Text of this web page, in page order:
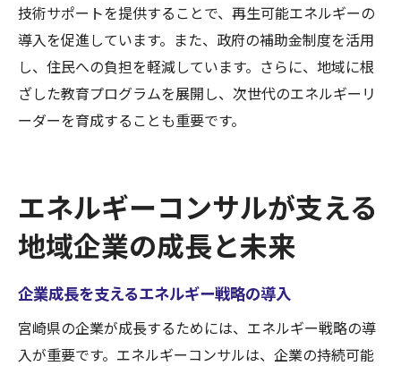
技術サポートを提供することで、再生可能エネルギーの
導入を促進しています。また、政府の補助金制度を活用
し、住民への負担を軽減しています。さらに、地域に根
ざした教育プログラムを展開し、次世代のエネルギーリ
ーダーを育成することも重要です。
エネルギーコンサルが支える
地域企業の成長と未来
企業成長を支えるエネルギー戦略の導入
宮崎県の企業が成長するためには、エネルギー戦略の導
入が重要です。エネルギーコンサルは、企業の持続可能